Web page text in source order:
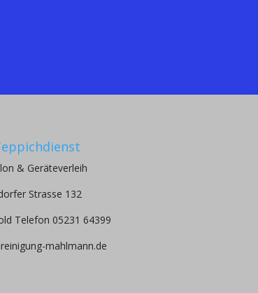
& Geräteverleih
Strasse 132
Telefon 05231 64399
mahlmann.de